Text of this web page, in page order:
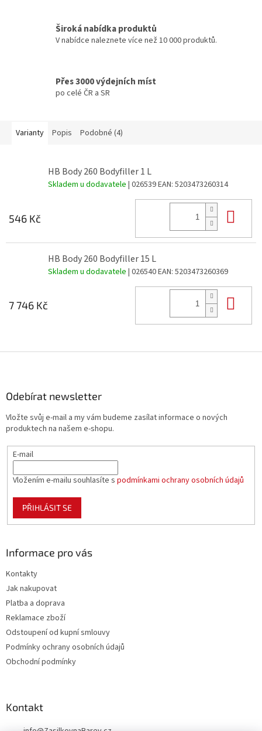
Široká nabídka produktů
V nabídce naleznete více než 10 000 produktů.
Přes 3000 výdejních míst
po celé ČR a SR
Varianty Popis Podobné (4)
HB Body 260 Bodyfiller 1 L
Skladem u dodavatele | 026539EAN: 5203473260314
546 Kč
HB Body 260 Bodyfiller 15 L
Skladem u dodavatele | 026540EAN: 5203473260369
7 746 Kč
Odebírat newsletter
Vložte svůj e-mail a my vám budeme zasílat informace o nových
produktech na našem e-shopu.
E-mail
Vložením e-mailu souhlasíte s podmínkami ochrany osobních údajů
PŘIHLÁSIT SE
Informace pro vás
Kontakty
Jak nakupovat
Platba a doprava
Reklamace zboží
Odstoupení od kupní smlouvy
Podmínky ochrany osobních údajů
Obchodní podmínky
Kontakt